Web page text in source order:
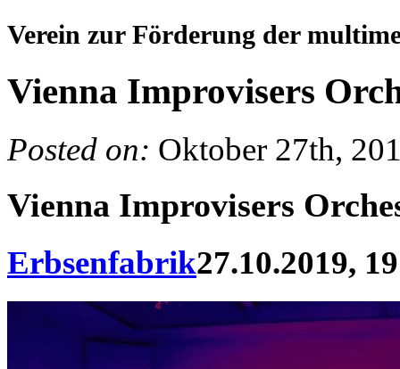
Verein zur Förderung der
Vienna Improvisers
Posted on: Oktober 27th,
Vienna Improvisers
Erbsenfabrik27.10.2019,